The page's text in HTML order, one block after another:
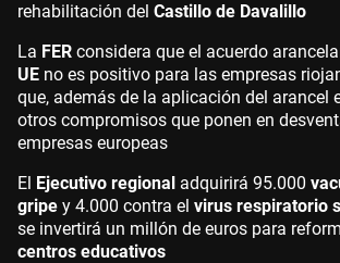
rehabilitación del Castillo de Davalillo
La FER considera que el acuerdo
UE no es positivo para las empresas
que, además de la aplicación del arancel
otros compromisos que ponen en
empresas europeas
El Ejecutivo regional adquirirá 95.000
gripe y 4.000 contra el virus respiratorio
se invertirá un millón de euros para
centros educativos